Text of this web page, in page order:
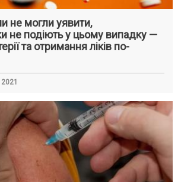
не могли уявити,
не подіють у цьому випадку —
та отримання ліків по-